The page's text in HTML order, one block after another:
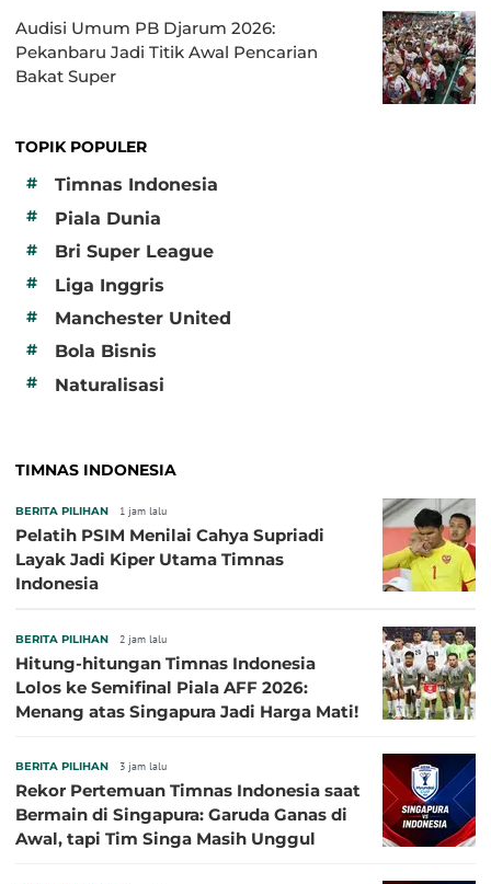
Audisi Umum PB Djarum 2026:
Pekanbaru Jadi Titik Awal Pencarian
Bakat Super
TOPIK POPULER
#
Timnas Indonesia
# Piala Dunia
# Bri Super League
# Liga Inggris
# Manchester United
# Bola Bisnis
# Naturalisasi
TIMNAS INDONESIA
BERITA PILIHAN 1 jam lalu
Pelatih PSIM Menilai Cahya Supriadi
Layak Jadi Kiper Utama Timnas
Indonesia
BERITA PILIHAN 2 jam lalu
Hitung-hitungan Timnas Indonesia
Lolos ke Semifinal Piala AFF 2026:
Menang atas Singapura Jadi Harga Mati!
BERITA PILIHAN 3 jam lalu
Rekor Pertemuan Timnas Indonesia saat
Bermain di Singapura: Garuda Ganas di
Awal, tapi Tim Singa Masih Unggul